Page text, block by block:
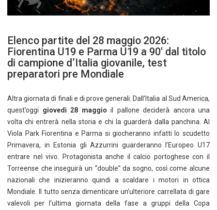
Elenco partite del 28 maggio 2026:
Fiorentina U19 e Parma U19 a 90′ dal titolo
di campione d’Italia giovanile, test
preparatori pre Mondiale
Altra giornata di finali e di prove generali. Dall’Italia al Sud America,
quest’oggi giovedì 28 maggio il pallone deciderà ancora una
volta chi entrerà nella storia e chi la guarderà dalla panchina. Al
Viola Park Fiorentina e Parma si giocheranno infatti lo scudetto
Primavera, in Estonia gli Azzurrini guarderanno l’Europeo U17
entrare nel vivo. Protagonista anche il calcio portoghese con il
Torreense che inseguirà un “double” da sogno, così come alcune
nazionali che inizieranno quindi a scaldare i motori in ottica
Mondiale. Il tutto senza dimenticare un’ulteriore carrellata di gare
valevoli per l’ultima giornata della fase a gruppi della Copa